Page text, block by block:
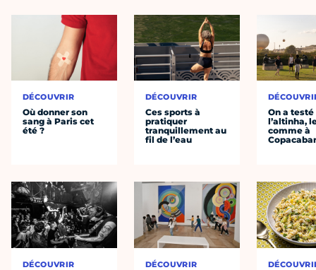
DÉCOUVRIR
Où donner son
sang à Paris cet
été ?
DÉCOUVRIR
DÉCOUVRIR
Ces sports à
pratiquer
tranquillement au
fil de l’eau
DÉCOUVRIR
On a testé
l’altinha,
comme à